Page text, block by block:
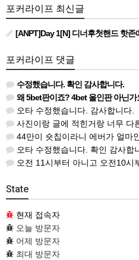
포커라이프 최신글
[ANPT]Day 1[N] 디너후첫핸드 핫존
포커라이프 댓글
수정했습니다. 확인 감사합니다.
왜 5bet판이죠? 4bet 올인판 아닌가
오타 수정했습니다. 감사합니다.
사진이랑 글에 적힌거랑 너무 다른데... 검수가
44만이 숏칩이라니 에버가 얼마인가
오타 수정했습니다. 확인 감사합
오전 11시부터 아니고 오전10시
State
현재 접속자
오늘 방문자
어제 방문자
최대 방문자